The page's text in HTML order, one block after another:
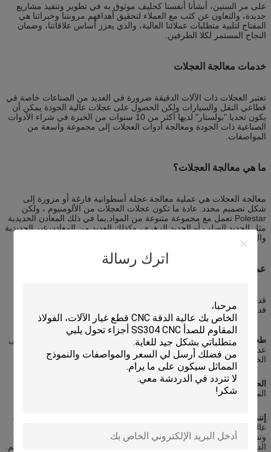
اترك رسالة
على مر السنين، أنشأنا أنفسنا كحليف موثوق به في تطوير وتنفيذ مشاريع
جديدة، والتعاون عن كثب مع العملاء لتحقيق أهدافهم.مرونتنا وخبراتنا هي
المفتاح لتلبية متطلبات عملائنا العالية، والذي يعزز أساس علاقاتنا، وضمان
النجاح المستمر لكلا الطرفين.
خدمات معالجة العجلات
تعتبر العجلات ذات الآلات الدقيقة ضرورة في العديد من الصناعات ‬خاصة في
قطاعي النقل والسيارات ‬ولكن الحصول على عجلات عالية الجودة يمكن أن
يكون تحديا."بولستار" لديها أكثر من 10 سنوات من الخبرة في شراء الأدوات
الصناعية ذات الجودة ومعالجة أدوات العجلات إلى مجموعة واسعة من
المواصفات.
ما هي معالجة العجلات؟
معالجة العجلات هي عملية معالجة عجلة أسطوانية فارغة أو مزورة إلى
شكل تصميم محدد. عادة ما تكون عجلات العجلات من الألومنيوم ، ولكن
Polestar تعمل مع مجموعة متنوعة من المواد,بما في ذلك المعادن الحديدية
مثل الحديد الصلب أو الحديد الزهري، وكذلك العديد من المعادن غير الحديدية
والبلاستيك.
عمليات معالجة العجلات
قد تشمل عمليات معالجة العجلات الطحن والحفر والدوران ومجموعة من
قدرات معالجة CNC الأخرى.
طحن.
يستخدم طحن CNC أداة قطع متعددة النقاط قادرة على الدوران على
عدة محاور لضمان المرونة أثناء المعالجة. هذا مفيد عندما تكون التجاويف ،
الخيوط ،ويتطلب فتحات على قطعة العمل.
الحفر
يستخدم الحفر لإنشاء ثقوب من أنواع مختلفة بناءً على قطع الحفر
المحددة وزاوية الحفر.
إنني أستدير
عمليات التشغيل CNC تستخدم محولة لتدوير القطعة في دورة
عالية جدا في كل دقيقة بينما يتم تطبيق أدوات ثابتة على سطحها لقطع
وتشكيل.يمكننا استيعاب مجموعة متنوعة من عمليات التحويل، بما في ذلك
الدوران الكونتوري ، الدوران الشوكي ، الدوران الشكل ، والدوران المستقيم.